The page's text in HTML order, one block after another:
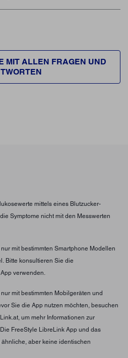
MIT ALLEN FRAGEN UND
mittels eines Blutzucker-
Symptome nicht mit den Messwerten
mit bestimmten Smartphone Modellen
Bitte konsultieren Sie die
verwenden.
mit bestimmten Mobilgeräten und
Sie die App nutzen möchten, besuchen
um mehr Informationen zur
FreeStyle LibreLink App und das
aber keine identischen